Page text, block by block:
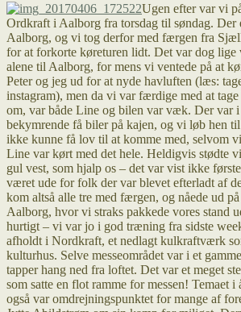
Ugen efter var vi
Ordkraft i Aalborg fra torsdag til søndag. Der
Aalborg, og vi tog derfor med færgen fra
for at forkorte køreturen lidt. Det var dog lige
alene til Aalborg, for mens vi ventede på at
Peter og jeg ud for at nyde havluften (læs:
instagram), men da vi var færdige med at
om, var både Line og bilen var væk. Der var i
bekymrende få biler på kajen, og vi løb hen
ikke kunne få lov til at komme med, selvom
Line var kørt med det hele. Heldigvis stødte
gul vest, som hjalp os – det var vist ikke
været ude for folk der var blevet efterladt af
kom altså alle tre med færgen, og nåede ud
Aalborg, hvor vi straks pakkede vores stand
hurtigt – vi var jo i god træning fra sidste
afholdt i Nordkraft, et nedlagt kulkraftværk
kulturhus. Selve messeområdet var i et
tapper hang ned fra loftet. Det var et meget
som satte en flot ramme for messen! Temaet
også var omdrejningspunktet for mange af